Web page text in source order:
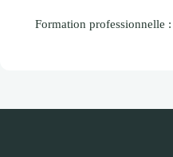
Formation professionnelle